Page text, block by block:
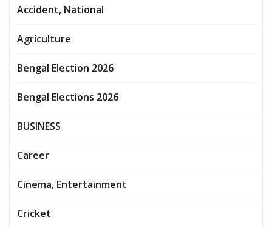
Accident, National
Agriculture
Bengal Election 2026
Bengal Elections 2026
BUSINESS
Career
Cinema, Entertainment
Cricket